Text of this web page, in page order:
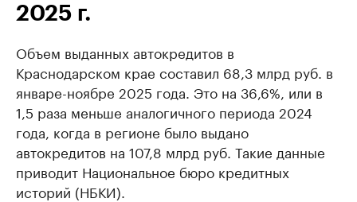
2025 г.
Объем выданных автокредитов в
Краснодарском крае составил 68,3 млрд руб. в
январе-ноябре 2025 года. Это на 36,6%, или в
1,5 раза меньше аналогичного периода 2024
года, когда в регионе было выдано
автокредитов на 107,8 млрд руб. Такие данные
приводит Национальное бюро кредитных
историй (НБКИ).